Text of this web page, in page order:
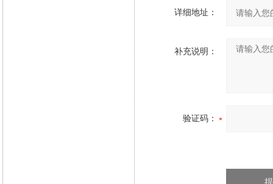
详细地址：
补充说明：
验证码：